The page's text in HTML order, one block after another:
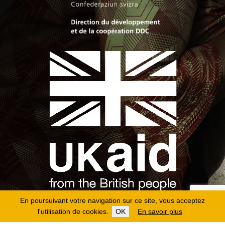
En poursuivant votre navigation sur ce site, vous acceptez
l'utilisation de cookies.
OK En savoir plus